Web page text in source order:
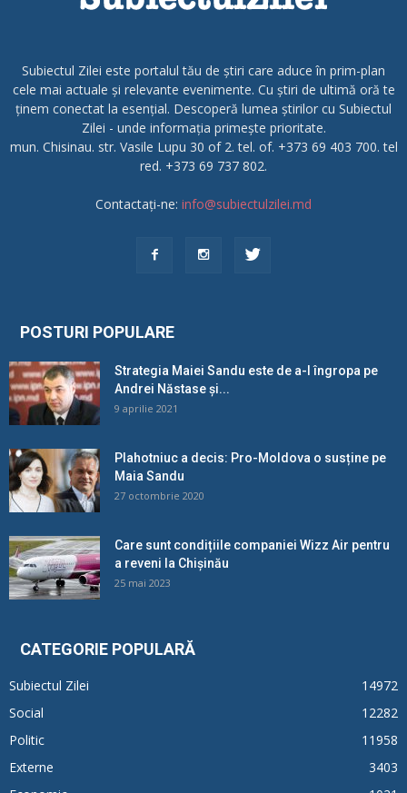
Subiectul Zilei este portalul tău de știri care aduce în prim-plan
cele mai actuale și relevante evenimente. Cu știri de ultimă oră te
ținem conectat la esențial. Descoperă lumea știrilor cu Subiectul
Zilei - unde informația primește prioritate.
mun. Chisinau. str. Vasile Lupu 30 of 2. tel. of. +373 69 403 700. tel
red. +373 69 737 802.
Contactați-ne: info@subiectulzilei.md
POSTURI POPULARE
Strategia Maiei Sandu este de a-l îngropa pe
Andrei Năstase și...
9 aprilie 2021
Plahotniuc a decis: Pro-Moldova o susține pe
Maia Sandu
27 octombrie 2020
Care sunt condițiile companiei Wizz Air pentru
a reveni la Chișinău
25 mai 2023
CATEGORIE POPULARĂ
Subiectul Zilei
14972
Social
12282
Politic
11958
Externe
3403